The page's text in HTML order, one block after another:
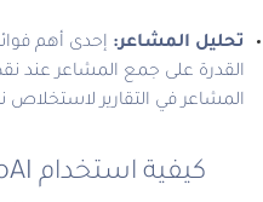
تحليل المشاعر:
القدرة على جمع المشاعر عند
المشاعر في التقارير